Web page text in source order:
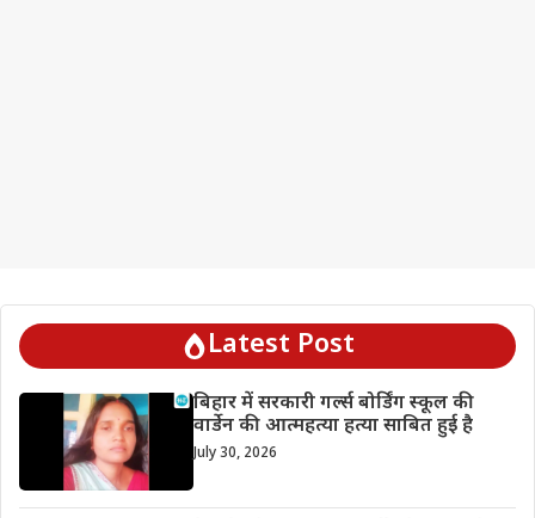
Latest Post
बिहार में सरकारी गर्ल्स बोर्डिंग स्कूल की
वार्डेन की आत्महत्या हत्या साबित हुई है
July 30, 2026